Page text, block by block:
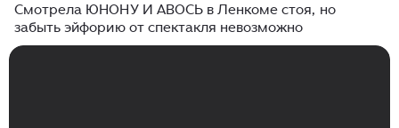
Смотрела ЮНОНУ И АВОСЬ в Ленкоме стоя, но
забыть эйфорию от спектакля невозможно